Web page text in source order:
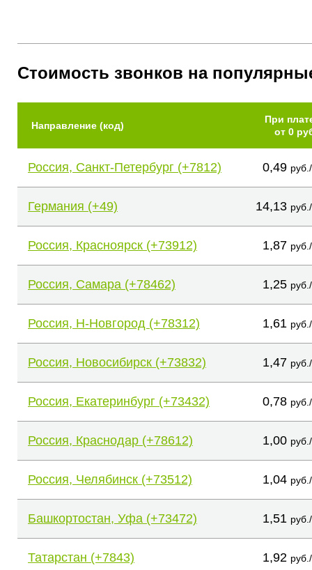
Стоимость звонков на
Направление (код)
При
от 0
Россия, Санкт-Петербург (+7812) 0,49
Германия (+49) 14,13
Россия, Красноярск (+73912) 1,87
Россия, Самара (+78462) 1,25
Россия, Н-Новгород (+78312) 1,61
Россия, Новосибирск (+73832) 1,47
Россия, Екатеринбург (+73432) 0,78
Россия, Краснодар (+78612) 1,00
Россия, Челябинск (+73512) 1,04
Башкортостан, Уфа (+73472) 1,51
Татарстан (+7843) 1,92